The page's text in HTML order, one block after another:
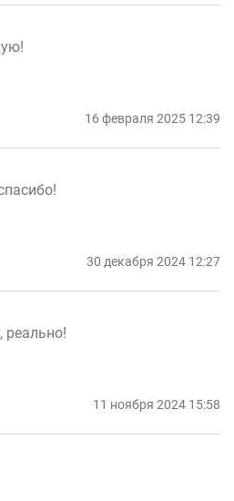
16 февраля 2025 12:39
30 декабря 2024 12:27
реально!
11 ноября 2024 15:58